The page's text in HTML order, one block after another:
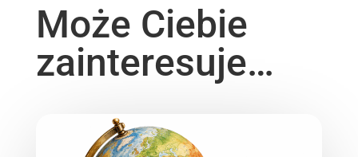
Może Ciebie
zainteresuje…